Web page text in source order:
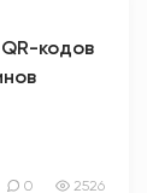
кодов
0 2526